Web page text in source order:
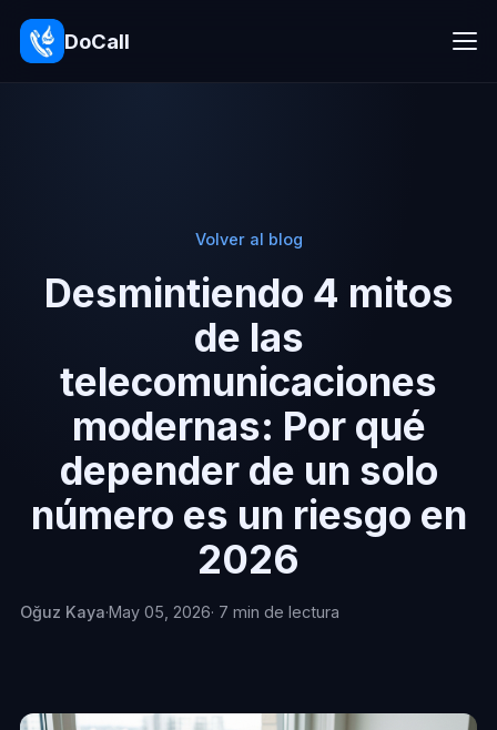
DoCall
Volver al blog
Desmintiendo 4 mitos
de las
telecomunicaciones
modernas: Por qué
depender de un solo
número es un riesgo en
2026
Oğuz Kaya·May 05, 2026· 7 min de lectura